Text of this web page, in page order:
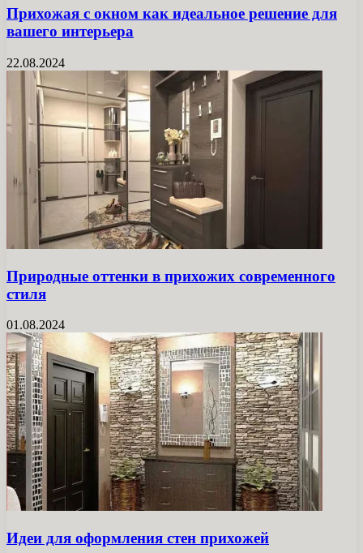
Прихожая с окном как идеальное решение для
вашего интерьера
22.08.2024
Природные оттенки в прихожих современного
стиля
01.08.2024
Идеи для оформления стен прихожей